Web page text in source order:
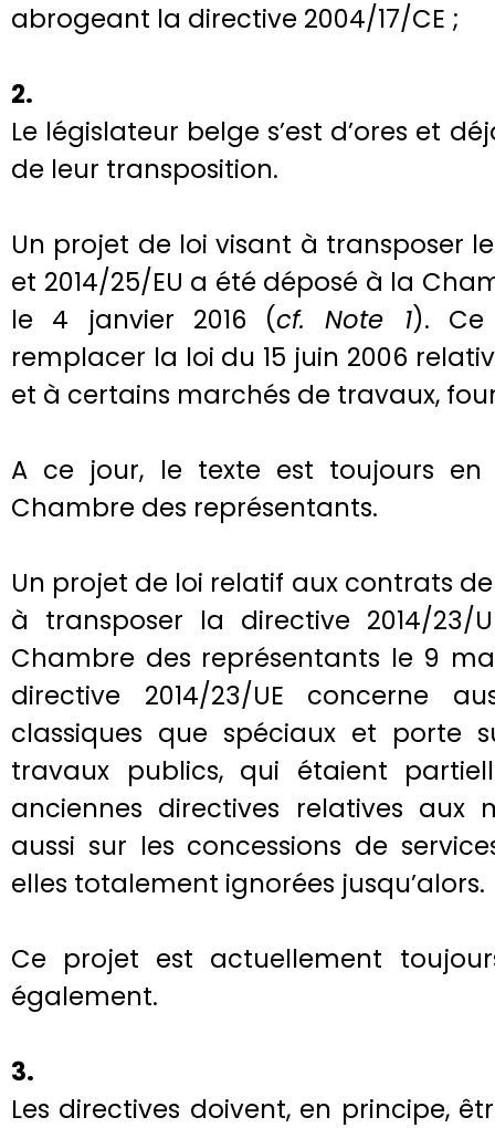
abrogeant la directive 2004/17/CE ;
2.
Le législateur belge s’est d’ores et
de leur transposition.
Un projet de loi visant à transposer
et 2014/25/EU a été déposé à la
le 4 janvier 2016 (cf. Note 1). Ce
remplacer la loi du 15 juin 2006
et à certains marchés de travaux,
A ce jour, le texte est toujours en
Chambre des représentants.
Un projet de loi relatif aux contrats
à transposer la directive 2014/
Chambre des représentants le 9
directive 2014/23/UE concerne
classiques que spéciaux et porte
travaux publics, qui étaient
anciennes directives relatives aux
aussi sur les concessions de
elles totalement ignorées jusqu’alors.
Ce projet est actuellement
également.
3.
Les directives doivent, en principe,